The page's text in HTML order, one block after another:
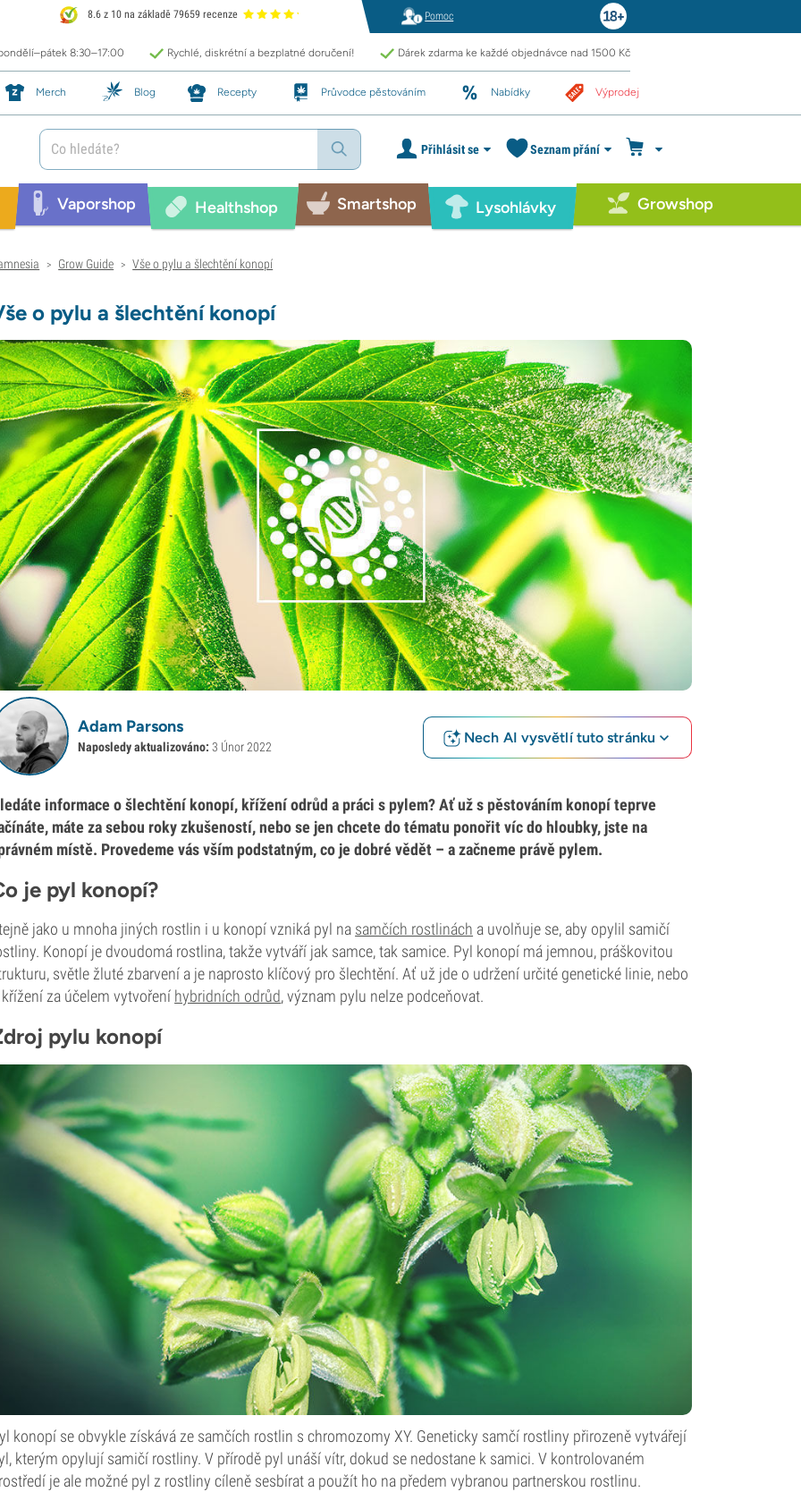
8.6 z 10 na základě 79659 recenze Pomoc
8:30–17:00 Rychlé, diskrétní a bezplatné doručení! Dárek zdarma ke každé objednávce nad 1500 Kč
Merch Blog Recepty Průvodce pěstováním Nabídky Výprodej
Přihlásit se Seznam přání
Vaporshop Healthshop Smartshop Lysohlávky Growshop
> Grow Guide > Vše o pylu a šlechtění konopí
o pylu a šlechtění konopí
Adam Parsons
Naposledy aktualizováno: 3 Únor 2022
Nech AI vysvětlí tuto stránku
informace o šlechtění konopí, křížení odrůd a práci s pylem? Ať už s pěstováním konopí teprve
máte za sebou roky zkušeností, nebo se jen chcete do tématu ponořit víc do hloubky, jste na
místě. Provedeme vás vším podstatným, co je dobré vědět – a začneme právě pylem.
je pyl konopí?
jako u mnoha jiných rostlin i u konopí vzniká pyl na samčích rostlinách a uvolňuje se, aby opylil samičí
Konopí je dvoudomá rostlina, takže vytváří jak samce, tak samice. Pyl konopí má jemnou, práškovitou
světle žluté zbarvení a je naprosto klíčový pro šlechtění. Ať už jde o udržení určité genetické linie, nebo
za účelem vytvoření hybridních odrůd, význam pylu nelze podceňovat.
pylu konopí
konopí se obvykle získává ze samčích rostlin s chromozomy XY. Geneticky samčí rostliny přirozeně vytvářejí
kterým opylují samičí rostliny. V přírodě pyl unáší vítr, dokud se nedostane k samici. V kontrolovaném
je ale možné pyl z rostliny cíleně sesbírat a použít ho na předem vybranou partnerskou rostlinu.